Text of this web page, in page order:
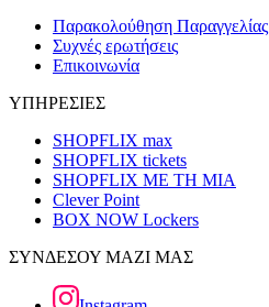
Παρακολούθηση Παραγγελίας
Συχνές ερωτήσεις
Επικοινωνία
ΥΠΗΡΕΣΙΕΣ
SHOPFLIX max
SHOPFLIX tickets
SHOPFLIX ΜΕ ΤΗ ΜΙΑ
Clever Point
BOX NOW Lockers
ΣΥΝΔΕΣΟΥ ΜΑΖΙ ΜΑΣ